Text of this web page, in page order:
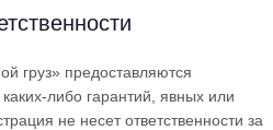
груз» предоставляются
либо гарантий, явных или
не несет ответственности за